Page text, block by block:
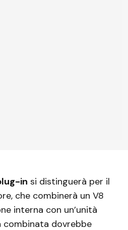
in si distinguerà per il
che combinerà un V8
interna con un’unità
combinata dovrebbe